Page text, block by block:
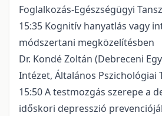
Foglalkozás-Egészségügyi
15:35 Kognitív hanyatlás vagy
módszertani megközelítésben
Dr. Kondé Zoltán (Debreceni
Intézet, Általános Pszichológiai
15:50 A testmozgás szerepe a
időskori depresszió